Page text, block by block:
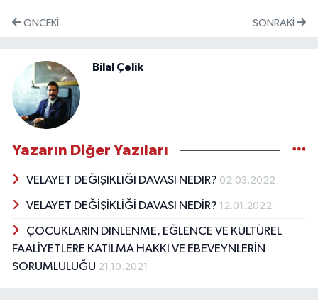
ÖNCEKI SONRAKI
Bilal Çelik
Yazarın Diğer Yazıları
VELAYET DEĞİŞİKLİĞİ DAVASI NEDİR? 02.03.2022
VELAYET DEĞİŞİKLİĞİ DAVASI NEDİR? 12.01.2022
ÇOCUKLARIN DİNLENME, EĞLENCE VE KÜLTÜREL
FAALİYETLERE KATILMA HAKKI VE EBEVEYNLERİN
SORUMLULUĞU 21.10.2021